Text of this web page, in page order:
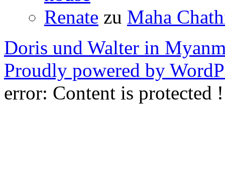
Renate zu Maha
Doris und Walter in
Proudly powered by
error: Content is protected